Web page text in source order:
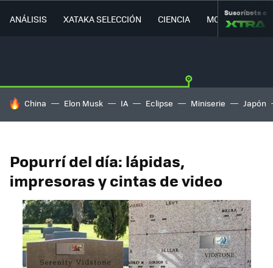
ANÁLISIS XATAKA SELECCIÓN CIENCIA MOVILIDAD
Suscríbete a
HOY SE HABLA DE
China Elon Musk IA Eclipse Miniserie Japón
Popurrí del día: lápidas,
impresoras y cintas de video